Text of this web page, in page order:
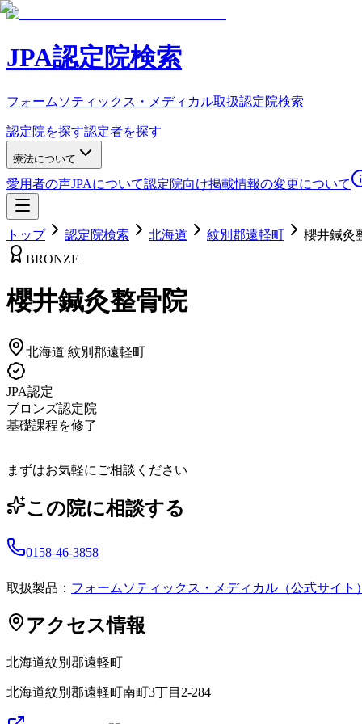
JPA認定院検索
フォームソティックス・メディカル取扱認定院検索
認定院を探す認定者を探す
療法について
愛用者の声JPAについて認定院向け掲載情報の変更について
トップ 認定院検索 北海道 紋別郡遠軽町
櫻井鍼灸
BRONZE
櫻井鍼灸整骨院
北海道 紋別郡遠軽町
JPA認定
ブロンズ認定院
基礎課程を修了
まずはお気軽にご相談ください
この院に相談する
0158-46-3858
取扱製品： フォームソティックス・メディカル（公式サイト
アクセス情報
北海道紋別郡遠軽町
北海道紋別郡遠軽町南町3丁目2-284